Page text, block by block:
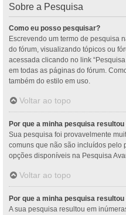
Sobre a Pesquisa
Como eu posso pesquisar?
Escrevendo um termo de pesquisa
do fórum, visualizando tópicos ou
acessada clicando no link
em todas as páginas do fórum.
também do estilo em uso.
Voltar ao topo
Por que a minha pesquisa
Sua pesquisa foi provavelmente
comuns que não são incluídos pelo
opções disponíveis na Pesquisa
Voltar ao topo
Por que a minha pesquisa
A sua pesquisa resultou em